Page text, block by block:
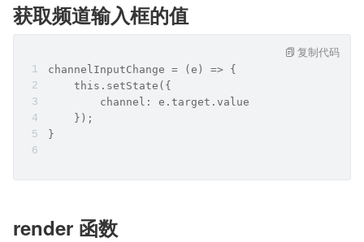
获取频道输入框的值
channelInputChange = (e) => {
    this.setState({
        channel: e.target.value
    });
}
复制代码
render 函数